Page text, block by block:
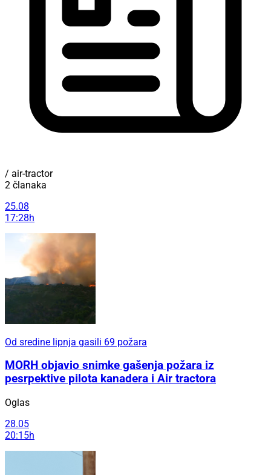
/ air-tractor
2 članaka
25.08
17:28h
Od sredine lipnja gasili 69 požara
MORH objavio snimke gašenja požara iz
pesrpektive pilota kanadera i Air tractora
Oglas
28.05
20:15h